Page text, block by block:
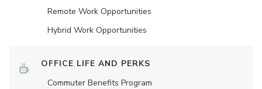
Remote Work Opportunities
Hybrid Work Opportunities
OFFICE LIFE AND PERKS
Commuter Benefits Program